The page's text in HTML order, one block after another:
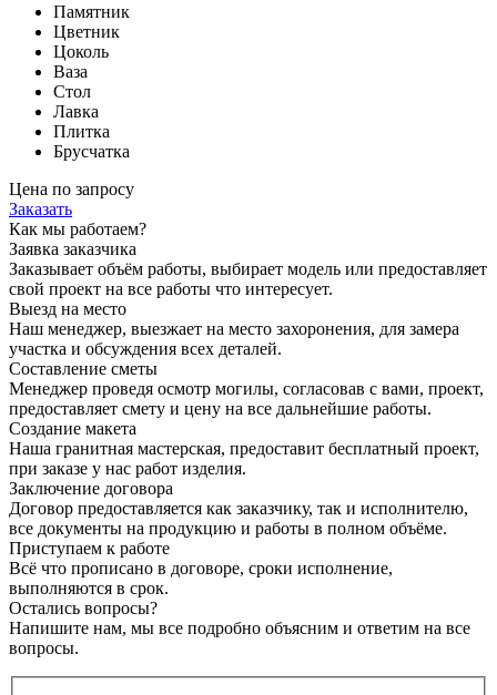
Памятник
Цветник
Цоколь
Ваза
Стол
Лавка
Плитка
Брусчатка
Цена по запросу
Заказать
Как мы работаем?
Заявка заказчика
Заказывает объём работы, выбирает модель или предоставляет
свой проект на все работы что интересует.
Выезд на место
Наш менеджер, выезжает на место захоронения, для замера
участка и обсуждения всех деталей.
Составление сметы
Менеджер проведя осмотр могилы, согласовав с вами, проект,
предоставляет смету и цену на все дальнейшие работы.
Создание макета
Наша гранитная мастерская, предоставит бесплатный проект,
при заказе у нас работ изделия.
Заключение договора
Договор предоставляется как заказчику, так и исполнителю,
все документы на продукцию и работы в полном объёме.
Приступаем к работе
Всё что прописано в договоре, сроки исполнение,
выполняются в срок.
Остались вопросы?
Напишите нам, мы все подробно объясним и ответим на все
вопросы.